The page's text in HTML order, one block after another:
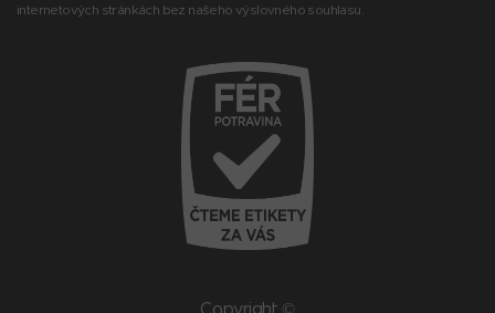
internetových stránkách bez našeho výslovného souhlasu.